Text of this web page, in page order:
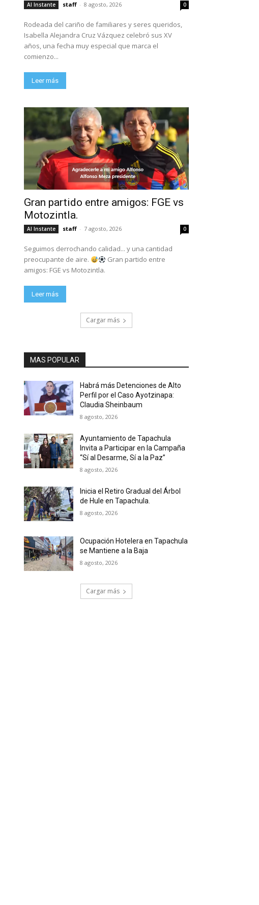
Al Instante staff - 8 agosto, 2026 0
Rodeada del cariño de familiares y seres queridos,
Isabella Alejandra Cruz Vázquez celebró sus XV
años, una fecha muy especial que marca el
comienzo...
Leer más
Gran partido entre amigos: FGE vs
Motozintla.
Al Instante staff - 7 agosto, 2026 0
Seguimos derrochando calidad... y una cantidad
preocupante de aire.
Gran partido entre
amigos: FGE vs Motozintla.
Leer más
Cargar más
MAS POPULAR
Habrá más Detenciones de Alto
Perfil por el Caso Ayotzinapa:
Claudia Sheinbaum
8 agosto, 2026
Ayuntamiento de Tapachula
Invita a Participar en la Campaña
“Sí al Desarme, Sí a la Paz”
8 agosto, 2026
Inicia el Retiro Gradual del Árbol
de Hule en Tapachula.
8 agosto, 2026
Ocupación Hotelera en Tapachula
se Mantiene a la Baja
8 agosto, 2026
Cargar más